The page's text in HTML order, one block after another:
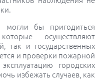
могли бы пригодиться
осуществляют
так и государственных
и проверки пожарной
городских
избежать случаев, как